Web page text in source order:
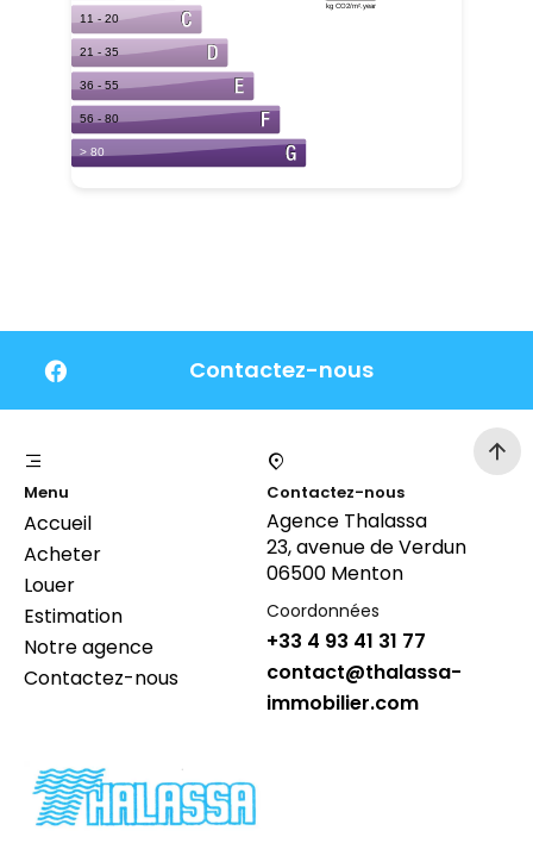
Contactez-nous
Menu
Accueil
Acheter
Louer
Estimation
Notre agence
Contactez-nous
Contactez-nous
Agence Thalassa
23, avenue de Verdun
06500 Menton
Coordonnées
+33 4 93 41 31 77
contact@thalassa-
immobilier.com